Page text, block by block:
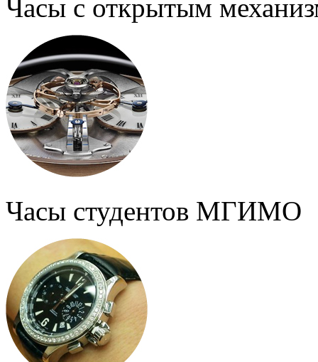
Часы с открытым
Часы студентов МГИМО